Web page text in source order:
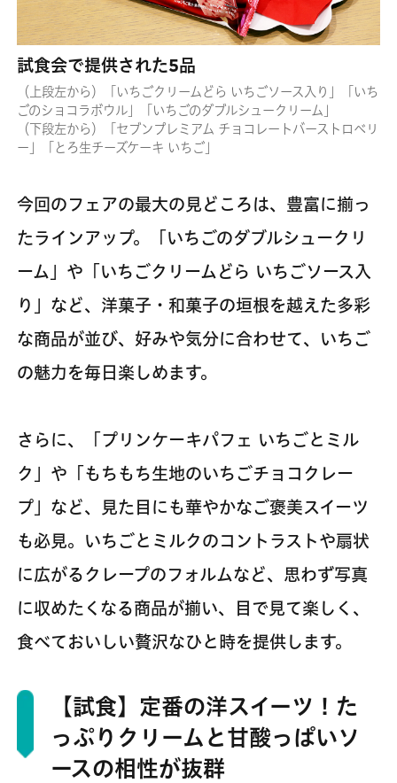
試食会で提供された5品
（上段左から）「いちごクリームどら いちごソース入り」「いち
ごのショコラボウル」「いちごのダブルシュークリーム」
（下段左から）「セブンプレミアム チョコレートバーストロベリ
ー」「とろ生チーズケーキ いちご」
今回のフェアの最大の見どころは、豊富に揃っ
たラインアップ。「いちごのダブルシュークリ
ーム」や「いちごクリームどら いちごソース入
り」など、洋菓子・和菓子の垣根を越えた多彩
な商品が並び、好みや気分に合わせて、いちご
の魅力を毎日楽しめます。
さらに、「プリンケーキパフェ いちごとミル
ク」や「もちもち生地のいちごチョコクレー
プ」など、見た目にも華やかなご褒美スイーツ
も必見。いちごとミルクのコントラストや扇状
に広がるクレープのフォルムなど、思わず写真
に収めたくなる商品が揃い、目で見て楽しく、
食べておいしい贅沢なひと時を提供します。
【試食】定番の洋スイーツ！た
っぷりクリームと甘酸っぱいソ
ースの相性が抜群